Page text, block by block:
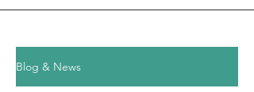
Blog & News